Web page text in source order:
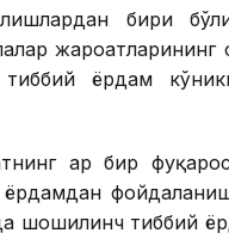
бири
ёрдам
ҳар бир
шошилинч тиббий